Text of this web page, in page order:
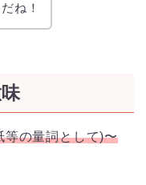
ね！
等の量詞として)〜